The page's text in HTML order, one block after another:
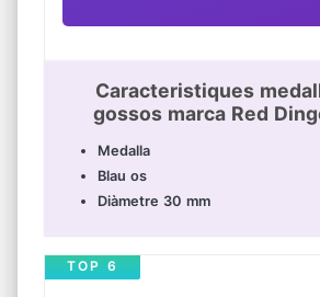
Caracteristiques
gossos marca Red
Medalla
Blau os
Diàmetre 30 mm
TOP 6